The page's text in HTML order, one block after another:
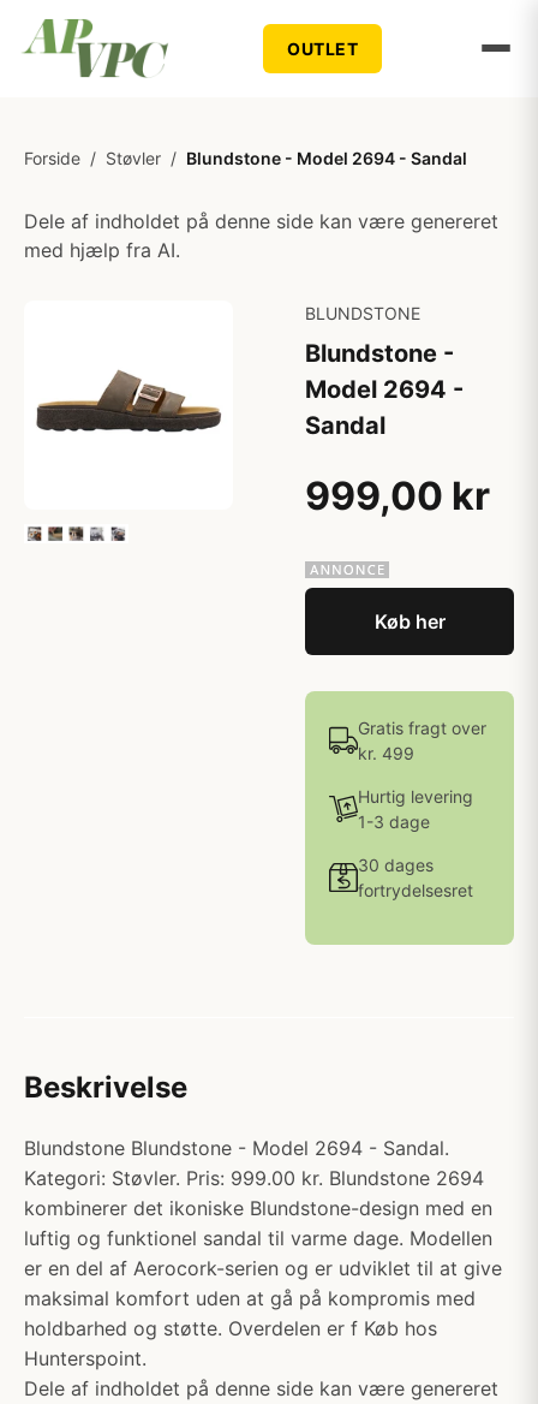
OUTLET
Forside / Støvler / Blundstone - Model 2694 - Sandal
Dele af indholdet på denne side kan være genereret
med hjælp fra AI.
BLUNDSTONE
Blundstone -
Model 2694 -
Sandal
999,00 kr
Køb her
Gratis fragt over
kr. 499
Hurtig levering
1-3 dage
30 dages
fortrydelsesret
Beskrivelse
Blundstone Blundstone - Model 2694 - Sandal.
Kategori: Støvler. Pris: 999.00 kr. Blundstone 2694
kombinerer det ikoniske Blundstone-design med en
luftig og funktionel sandal til varme dage. Modellen
er en del af Aerocork-serien og er udviklet til at give
maksimal komfort uden at gå på kompromis med
holdbarhed og støtte. Overdelen er f Køb hos
Hunterspoint.
Dele af indholdet på denne side kan være genereret